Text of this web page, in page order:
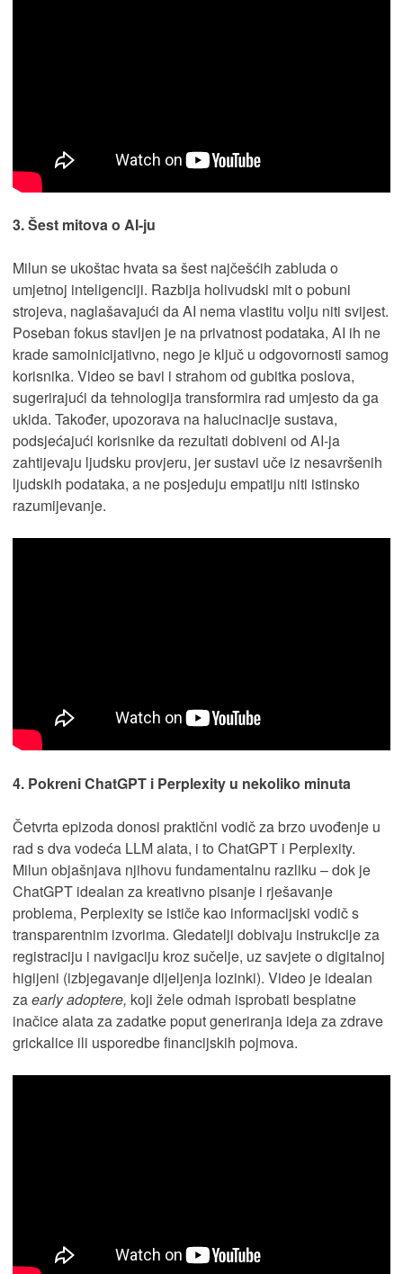
3. Šest mitova o AI-ju
Milun se ukoštac hvata sa šest najčešćih zabluda o
umjetnoj inteligenciji. Razbija holivudski mit o pobuni
strojeva, naglašavajući da AI nema vlastitu volju niti svijest.
Poseban fokus stavljen je na privatnost podataka, AI ih ne
krade samoinicijativno, nego je ključ u odgovornosti samog
korisnika. Video se bavi i strahom od gubitka poslova,
sugerirajući da tehnologija transformira rad umjesto da ga
ukida. Također, upozorava na halucinacije sustava,
podsjećajući korisnike da rezultati dobiveni od AI-ja
zahtijevaju ljudsku provjeru, jer sustavi uče iz nesavršenih
ljudskih podataka, a ne posjeduju empatiju niti istinsko
razumijevanje.
4. Pokreni ChatGPT i Perplexity u nekoliko minuta
Četvrta epizoda donosi praktični vodič za brzo uvođenje u
rad s dva vodeća LLM alata, i to ChatGPT i Perplexity.
Milun objašnjava njihovu fundamentalnu razliku – dok je
ChatGPT idealan za kreativno pisanje i rješavanje
problema, Perplexity se ističe kao informacijski vodič s
transparentnim izvorima. Gledatelji dobivaju instrukcije za
registraciju i navigaciju kroz sučelje, uz savjete o digitalnoj
higijeni (izbjegavanje dijeljenja lozinki). Video je idealan
zaearly adoptere, koji žele odmah isprobati besplatne
inačice alata za zadatke poput generiranja ideja za zdrave
grickalice ili usporedbe financijskih pojmova.